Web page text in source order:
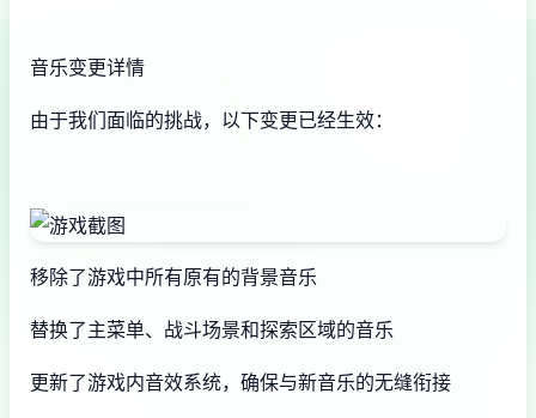
音乐变更详情
由于我们面临的挑战，以下变更已经生效：
移除了游戏中所有原有的背景音乐
替换了主菜单、战斗场景和探索区域的音乐
更新了游戏内音效系统，确保与新音乐的无缝衔接